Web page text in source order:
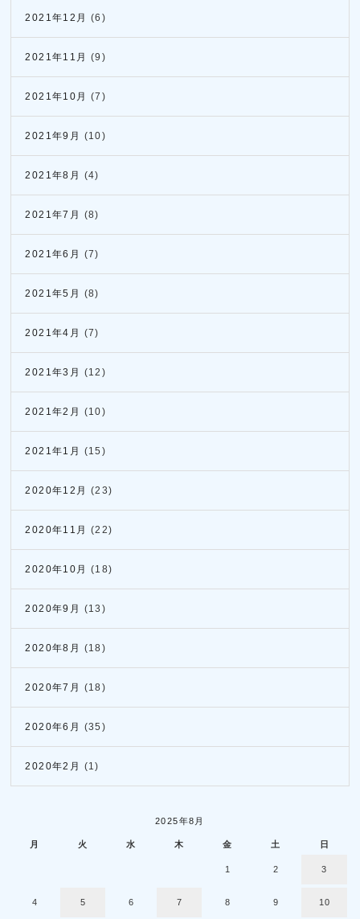
2021年12月 (6)
2021年11月 (9)
2021年10月 (7)
2021年9月 (10)
2021年8月 (4)
2021年7月 (8)
2021年6月 (7)
2021年5月 (8)
2021年4月 (7)
2021年3月 (12)
2021年2月 (10)
2021年1月 (15)
2020年12月 (23)
2020年11月 (22)
2020年10月 (18)
2020年9月 (13)
2020年8月 (18)
2020年7月 (18)
2020年6月 (35)
2020年2月 (1)
2025年8月
月 火 水 木 金 土 日
1 2 3
4 5 6 7 8 9 10